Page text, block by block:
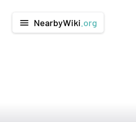
menu NearbyWiki .org